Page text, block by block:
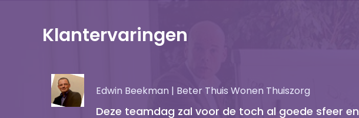
Klantervaringen
Edwin Beekman | Beter Thuis Wonen Thuiszorg
Deze teamdag zal voor de toch al goede sfeer en